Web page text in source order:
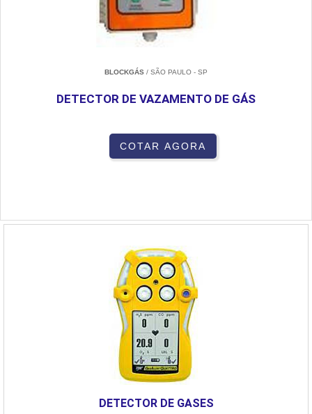
BLOCKGÁS / SÃO PAULO - SP
DETECTOR DE VAZAMENTO DE GÁS
COTAR AGORA
DETECTOR DE GASES